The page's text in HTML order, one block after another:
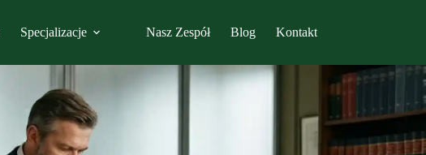
Specjalizacje Nasz Zespół Blog Kontakt